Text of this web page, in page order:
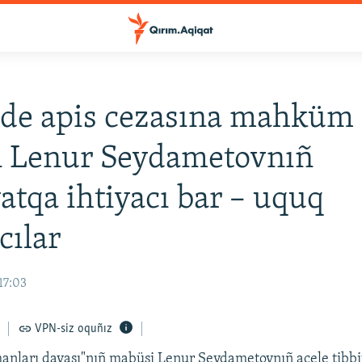
apis cezasına mahküm
Seydametovnıñ
ihtiyacı bar – uquq
VPN-siz oquñız